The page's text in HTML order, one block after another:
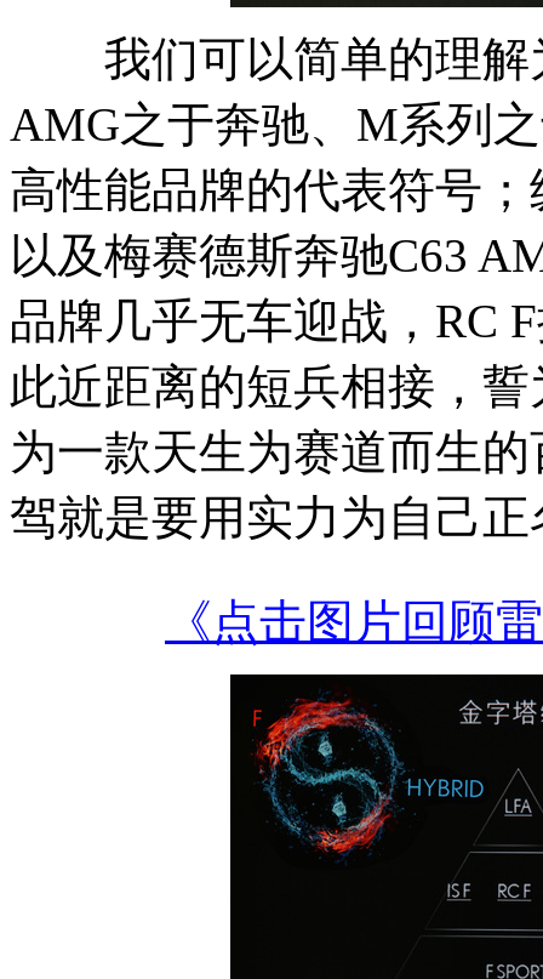
我们可以简单的理解
AMG之于奔驰、M系列
高性能品牌的代表符号
以及梅赛德斯奔驰C63
品牌几乎无车迎战，RC
此近距离的短兵相接，
为一款天生为赛道而生
驾就是要用实力为自己正
《点击图片回顾